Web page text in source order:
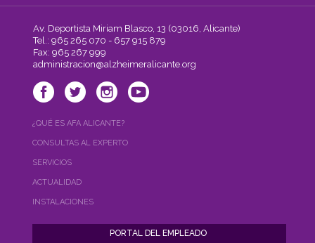
Av. Deportista Miriam Blasco, 13 (03016, Alicante)
Tel.: 965 265 070 - 657 915 879
Fax: 965 267 999
administracion@alzheimeralicante.org
¿QUÉ ES AFA ALICANTE?
CONSULTAS AL EXPERTO
SERVICIOS
ACTUALIDAD
INSTALACIONES